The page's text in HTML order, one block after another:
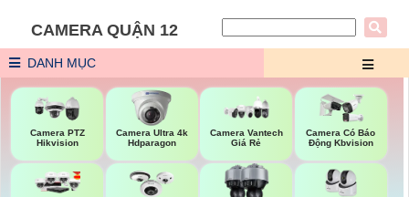
CAMERA QUẬN 12
DANH MỤC
Camera PTZ
Hikvision
Camera Ultra 4k
Hdparagon
Camera Vantech
Giá Rẻ
Camera Có Báo
Động Kbvision